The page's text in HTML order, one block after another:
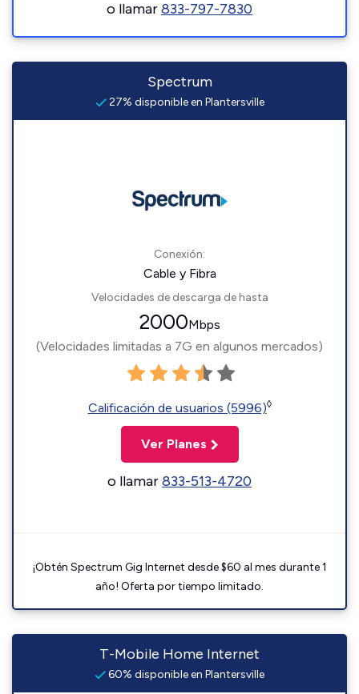
o llamar833-797-7830
Spectrum
27% disponible en Plantersville
Conexión:
Cable y Fibra
Velocidades de descarga de hasta
2000Mbps
(Velocidades limitadas a 7G en algunos mercados)
Calificación de usuarios (5996)◊
Ver Planes
o llamar833-513-4720
¡Obtén Spectrum Gig Internet desde $60 al mes durante 1
año! Oferta por tiempo limitado.
T-Mobile Home Internet
60% disponible en Plantersville